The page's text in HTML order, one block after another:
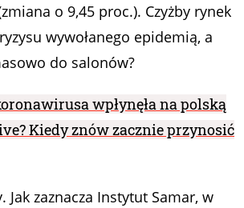
o 9,45 proc.). Czyżby rynek
wywołanego epidemią, a
do salonów?
wpłynęła na polską
Kiedy znów zacznie przynosić
Jak zaznacza Instytut Samar, w